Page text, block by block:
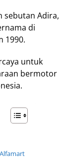
sebutan Adira,
di
1990.
untuk
bermotor